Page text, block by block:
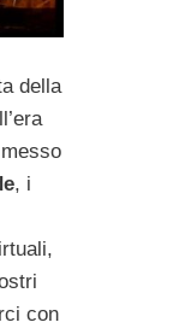
della
, i
con